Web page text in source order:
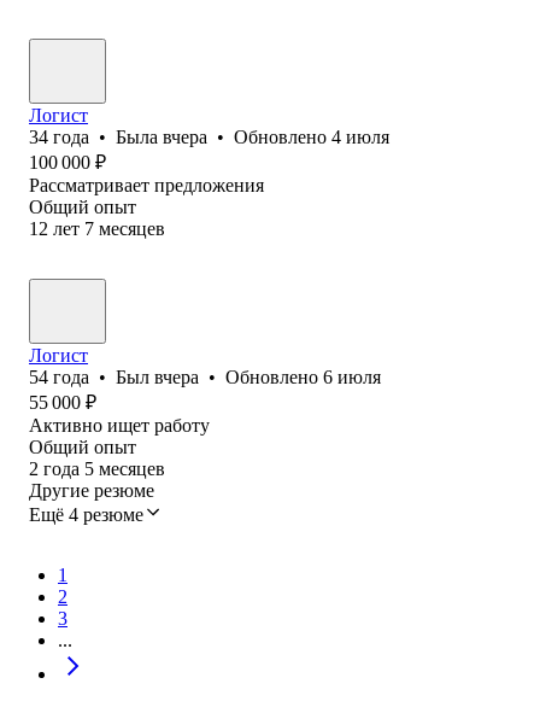
Логист
34 года • Была вчера • Обновлено 4 июля
100 000 ₽
Рассматривает предложения
Общий опыт
12 лет 7 месяцев
Логист
54 года • Был вчера • Обновлено 6 июля
55 000 ₽
Активно ищет работу
Общий опыт
2 года 5 месяцев
Другие резюме
Ещё 4 резюме
1
2
3
...